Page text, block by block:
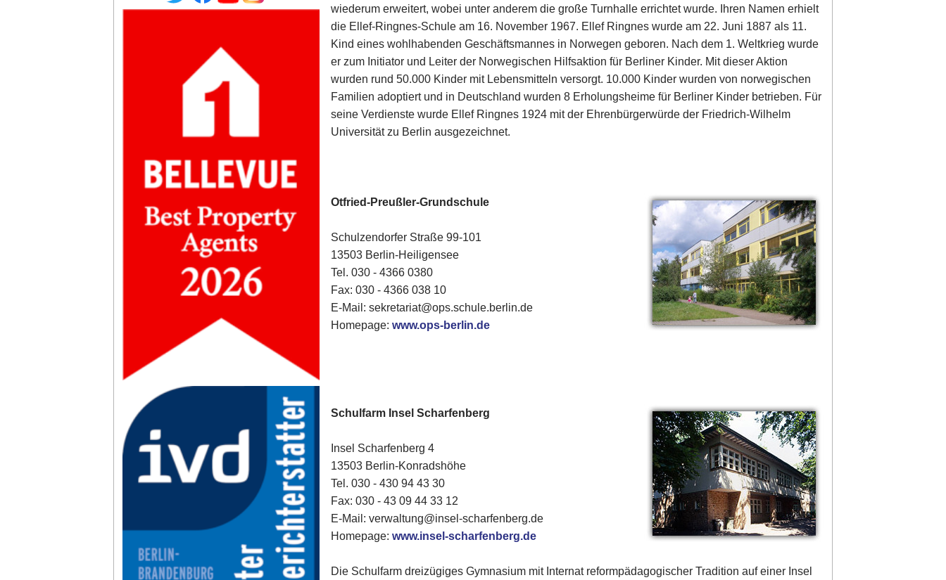
wiederum erweitert, wobei unter anderem die große Turnhalle errichtet wurde. Ihren Namen erhielt
die Ellef-Ringnes-Schule am 16. November 1967. Ellef Ringnes wurde am 22. Juni 1887 als 11.
Kind eines wohlhabenden Geschäftsmannes in Norwegen geboren. Nach dem 1. Weltkrieg wurde
er zum Initiator und Leiter der Norwegischen Hilfsaktion für Berliner Kinder. Mit dieser Aktion
wurden rund 50.000 Kinder mit Lebensmitteln versorgt. 10.000 Kinder wurden von norwegischen
Familien adoptiert und in Deutschland wurden 8 Erholungsheime für Berliner Kinder betrieben. Für
seine Verdienste wurde Ellef Ringnes 1924 mit der Ehrenbürgerwürde der Friedrich-Wilhelm
Universität zu Berlin ausgezeichnet.
Otfried-Preußler-Grundschule
Schulzendorfer Straße 99-101
13503 Berlin-Heiligensee
Tel. 030 - 4366 0380
Fax: 030 - 4366 038 10
E-Mail: sekretariat@ops.schule.berlin.de
Homepage:www.ops-berlin.de
Schulfarm Insel Scharfenberg
Insel Scharfenberg 4
13503 Berlin-Konradshöhe
Tel. 030 - 430 94 43 30
Fax: 030 - 43 09 44 33 12
E-Mail: verwaltung@insel-scharfenberg.de
Homepage:www.insel-scharfenberg.de
Die Schulfarm dreizügiges Gymnasium mit Internat reformpädagogischer Tradition auf einer Insel